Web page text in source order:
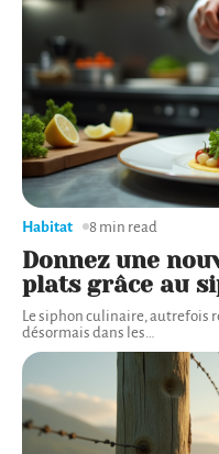
Donnez une
plats grâce au
Le siphon culinaire, autrefois
désormais dans les
Habitat 8 min read